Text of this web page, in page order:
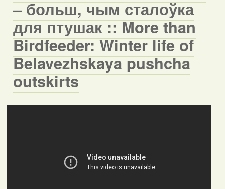
– больш, чым сталоўка
для птушак :: More than
Birdfeeder: Winter life of
Belavezhskaya pushcha
outskirts